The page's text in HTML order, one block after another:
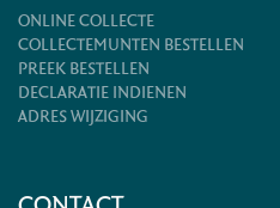
ONLINE COLLECTE
COLLECTEMUNTEN BESTELLEN
PREEK BESTELLEN
DECLARATIE INDIENEN
ADRES WIJZIGING